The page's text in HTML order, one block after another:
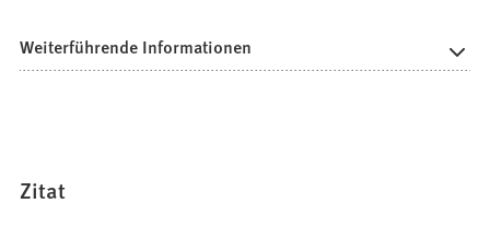
Weiterführende Informationen
Zitat